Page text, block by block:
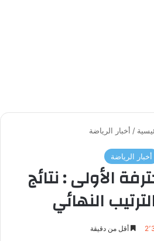
/ أخبار الرياضة
أخبار الرياضة
الأولى : نتائج
النهائي
أقل من دقيقة